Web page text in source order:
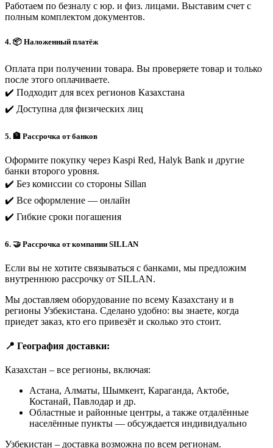
Работаем по безналу с юр. и физ. лицами. Выставим счет с
полным комплектом документов.
4. 📦 Наложенный платёж
Оплата при получении товара. Вы проверяете товар и только
после этого оплачиваете.
✔️ Подходит для всех регионов Казахстана
✔️ Доступна для физических лиц
5. 🏦 Рассрочка от банков
Оформите покупку через Kaspi Red, Halyk Bank и другие
банки второго уровня.
✔️ Без комиссии со стороны Sillan
✔️ Все оформление — онлайн
✔️ Гибкие сроки погашения
6. 🤝 Рассрочка от компании SILLAN
Если вы не хотите связываться с банками, мы предложим
внутреннюю рассрочку от SILLAN.
Мы доставляем оборудование по всему Казахстану и в
регионы Узбекистана. Сделано удобно: вы знаете, когда
приедет заказ, кто его привезёт и сколько это стоит.
📍 География доставки:
Казахстан – все регионы, включая:
Астана, Алматы, Шымкент, Караганда, Актобе,
Костанай, Павлодар и др.
Областные и районные центры, а также отдалённые
населённые пункты — обсуждается индивидуально
Узбекистан – доставка возможна по всем регионам.